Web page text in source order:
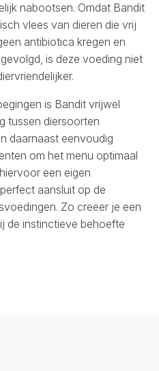
nabootsen. Omdat Bandit
vlees van dieren die vrij
antibiotica kregen en
is deze voeding niet
is Bandit vrijwel
tussen diersoorten
daarnaast eenvoudig
om het menu optimaal
een eigen
aansluit op de
Zo creëer je een
de instinctieve behoefte